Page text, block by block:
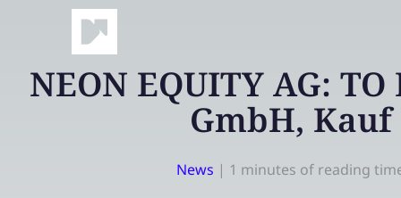
NEON EQUITY AG:
GmbH, Kauf
News | 1 minutes of reading